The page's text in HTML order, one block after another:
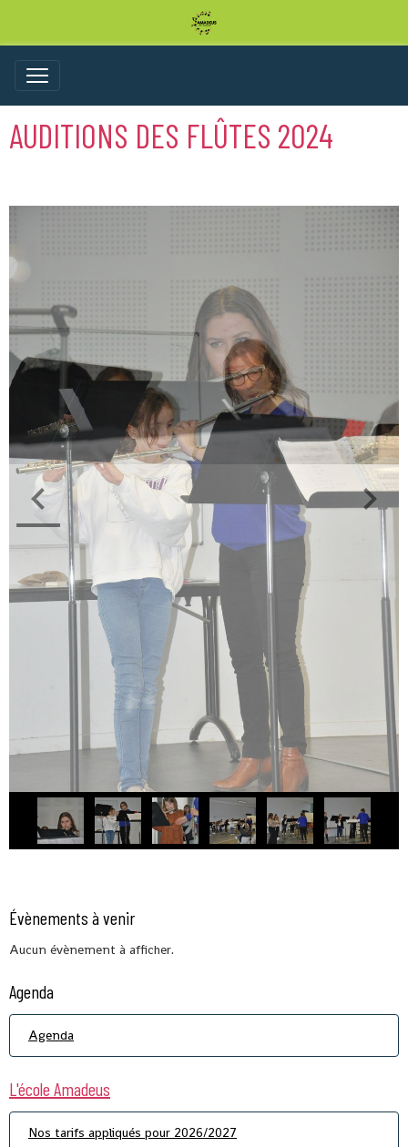
AUDITIONS DES FLÛTES 2024
Évènements à venir
Aucun évènement à afficher.
Agenda
Agenda
L'école Amadeus
Nos tarifs appliqués pour 2026/2027